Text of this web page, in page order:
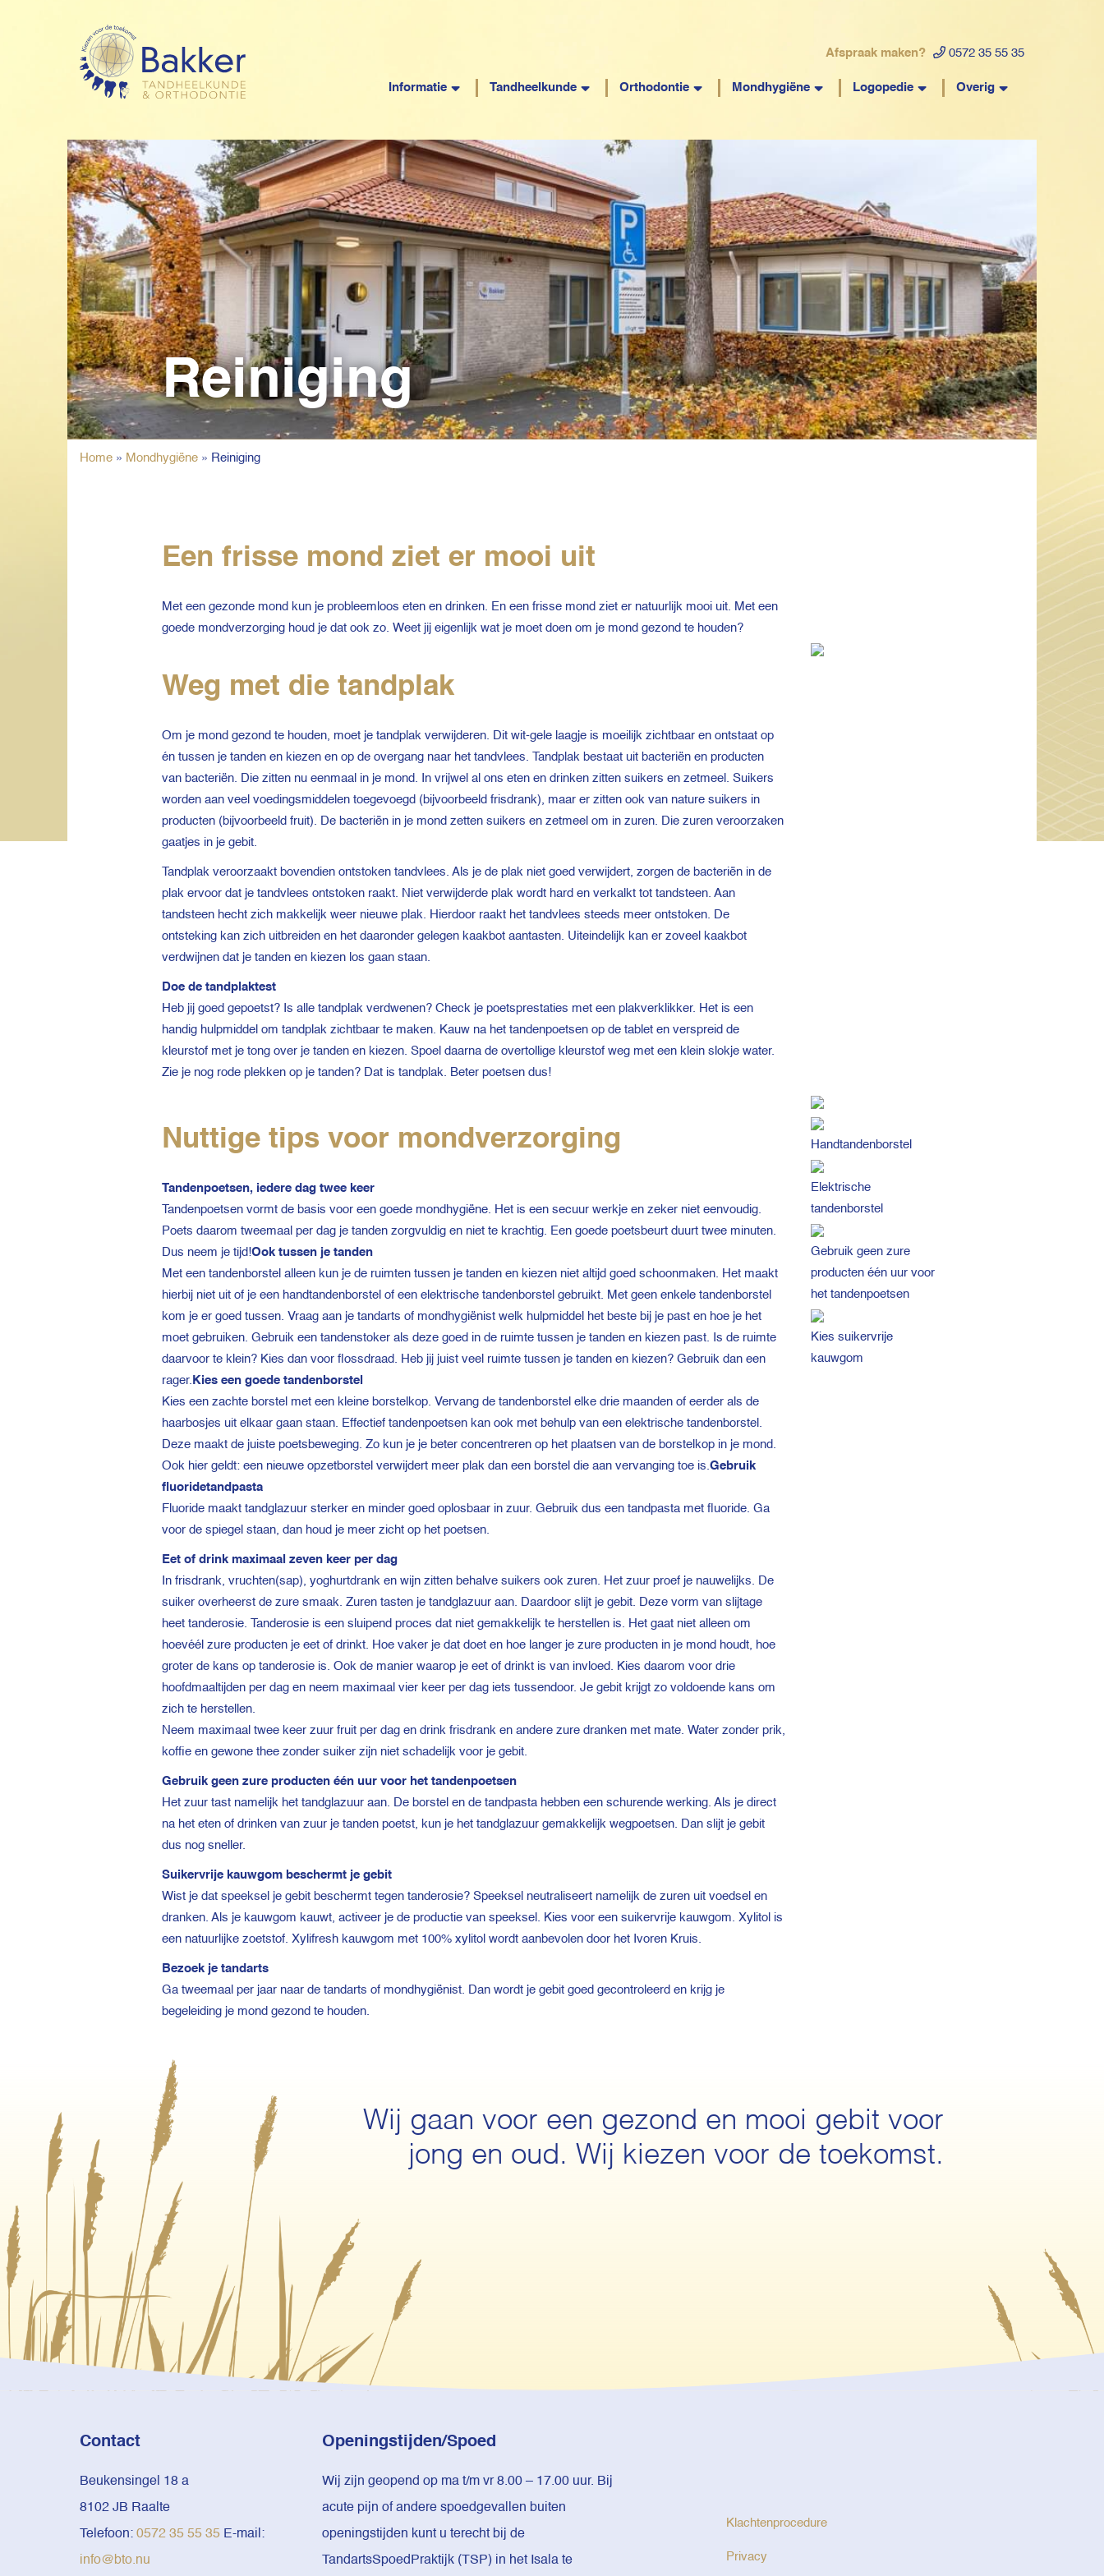
Afspraak maken? 0572 35 55 35
Informatie Tandheelkunde Orthodontie Mondhygiëne Logopedie Overig
Reiniging
Home » Mondhygiëne » Reiniging
Een frisse mond ziet er mooi uit
Met een gezonde mond kun je probleemloos eten en drinken. En een frisse mond ziet er natuurlijk mooi uit. Met een
goede mondverzorging houd je dat ook zo. Weet jij eigenlijk wat je moet doen om je mond gezond te houden?
Weg met die tandplak
Om je mond gezond te houden, moet je tandplak verwijderen. Dit wit-gele laagje is moeilijk zichtbaar en ontstaat op
én tussen je tanden en kiezen en op de overgang naar het tandvlees. Tandplak bestaat uit bacteriën en producten
van bacteriën. Die zitten nu eenmaal in je mond. In vrijwel al ons eten en drinken zitten suikers en zetmeel. Suikers
worden aan veel voedingsmiddelen toegevoegd (bijvoorbeeld frisdrank), maar er zitten ook van nature suikers in
producten (bijvoorbeeld fruit). De bacteriën in je mond zetten suikers en zetmeel om in zuren. Die zuren veroorzaken
gaatjes in je gebit.
Tandplak veroorzaakt bovendien ontstoken tandvlees. Als je de plak niet goed verwijdert, zorgen de bacteriën in de
plak ervoor dat je tandvlees ontstoken raakt. Niet verwijderde plak wordt hard en verkalkt tot tandsteen. Aan
tandsteen hecht zich makkelijk weer nieuwe plak. Hierdoor raakt het tandvlees steeds meer ontstoken. De
ontsteking kan zich uitbreiden en het daaronder gelegen kaakbot aantasten. Uiteindelijk kan er zoveel kaakbot
verdwijnen dat je tanden en kiezen los gaan staan.
Doe de tandplaktest
Heb jij goed gepoetst? Is alle tandplak verdwenen? Check je poetsprestaties met een plakverklikker. Het is een
handig hulpmiddel om tandplak zichtbaar te maken. Kauw na het tandenpoetsen op de tablet en verspreid de
kleurstof met je tong over je tanden en kiezen. Spoel daarna de overtollige kleurstof weg met een klein slokje water.
Zie je nog rode plekken op je tanden? Dat is tandplak. Beter poetsen dus!
Nuttige tips voor mondverzorging
Tandenpoetsen, iedere dag twee keer
Tandenpoetsen vormt de basis voor een goede mondhygiëne. Het is een secuur werkje en zeker niet eenvoudig.
Poets daarom tweemaal per dag je tanden zorgvuldig en niet te krachtig. Een goede poetsbeurt duurt twee minuten.
Dus neem je tijd!Ook tussen je tanden
Met een tandenborstel alleen kun je de ruimten tussen je tanden en kiezen niet altijd goed schoonmaken. Het maakt
hierbij niet uit of je een handtandenborstel of een elektrische tandenborstel gebruikt. Met geen enkele tandenborstel
kom je er goed tussen. Vraag aan je tandarts of mondhygiënist welk hulpmiddel het beste bij je past en hoe je het
moet gebruiken. Gebruik een tandenstoker als deze goed in de ruimte tussen je tanden en kiezen past. Is de ruimte
daarvoor te klein? Kies dan voor flossdraad. Heb jij juist veel ruimte tussen je tanden en kiezen? Gebruik dan een
rager. Kies een goede tandenborstel
Kies een zachte borstel met een kleine borstelkop. Vervang de tandenborstel elke drie maanden of eerder als de
haarbosjes uit elkaar gaan staan. Effectief tandenpoetsen kan ook met behulp van een elektrische tandenborstel.
Deze maakt de juiste poetsbeweging. Zo kun je je beter concentreren op het plaatsen van de borstelkop in je mond.
Ook hier geldt: een nieuwe opzetborstel verwijdert meer plak dan een borstel die aan vervanging toe is. Gebruik
fluoridetandpasta
Fluoride maakt tandglazuur sterker en minder goed oplosbaar in zuur. Gebruik dus een tandpasta met fluoride. Ga
voor de spiegel staan, dan houd je meer zicht op het poetsen.
Eet of drink maximaal zeven keer per dag
In frisdrank, vruchten(sap), yoghurtdrank en wijn zitten behalve suikers ook zuren. Het zuur proef je nauwelijks. De
suiker overheerst de zure smaak. Zuren tasten je tandglazuur aan. Daardoor slijt je gebit. Deze vorm van slijtage
heet tanderosie. Tanderosie is een sluipend proces dat niet gemakkelijk te herstellen is. Het gaat niet alleen om
hoevéél zure producten je eet of drinkt. Hoe vaker je dat doet en hoe langer je zure producten in je mond houdt, hoe
groter de kans op tanderosie is. Ook de manier waarop je eet of drinkt is van invloed. Kies daarom voor drie
hoofdmaaltijden per dag en neem maximaal vier keer per dag iets tussendoor. Je gebit krijgt zo voldoende kans om
zich te herstellen.
Neem maximaal twee keer zuur fruit per dag en drink frisdrank en andere zure dranken met mate. Water zonder prik,
koffie en gewone thee zonder suiker zijn niet schadelijk voor je gebit.
Gebruik geen zure producten één uur voor het tandenpoetsen
Het zuur tast namelijk het tandglazuur aan. De borstel en de tandpasta hebben een schurende werking. Als je direct
na het eten of drinken van zuur je tanden poetst, kun je het tandglazuur gemakkelijk wegpoetsen. Dan slijt je gebit
dus nog sneller.
Suikervrije kauwgom beschermt je gebit
Wist je dat speeksel je gebit beschermt tegen tanderosie? Speeksel neutraliseert namelijk de zuren uit voedsel en
dranken. Als je kauwgom kauwt, activeer je de productie van speeksel. Kies voor een suikervrije kauwgom. Xylitol is
een natuurlijke zoetstof. Xylifresh kauwgom met 100% xylitol wordt aanbevolen door het Ivoren Kruis.
Bezoek je tandarts
Ga tweemaal per jaar naar de tandarts of mondhygiënist. Dan wordt je gebit goed gecontroleerd en krijg je
begeleiding je mond gezond te houden.
Handtandenborstel
Elektrische
tandenborstel
Gebruik geen zure
producten één uur voor
het tandenpoetsen
Kies suikervrije
kauwgom
Wij gaan voor een gezond en mooi gebit voor
jong en oud. Wij kiezen voor de toekomst.
Contact
Beukensingel 18 a
8102 JB Raalte
Telefoon: 0572 35 55 35 E-mail:
info@bto.nu
Openingstijden/Spoed
Wij zijn geopend op ma t/m vr 8.00 – 17.00 uur. Bij
acute pijn of andere spoedgevallen buiten
openingstijden kunt u terecht bij de
TandartsSpoedPraktijk (TSP) in het Isala te
Klachtenprocedure
Privacy